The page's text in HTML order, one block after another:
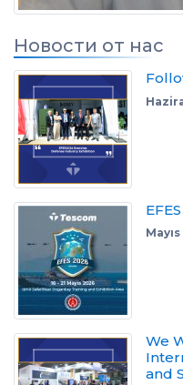
Новости от нас
Mayıs
We
and